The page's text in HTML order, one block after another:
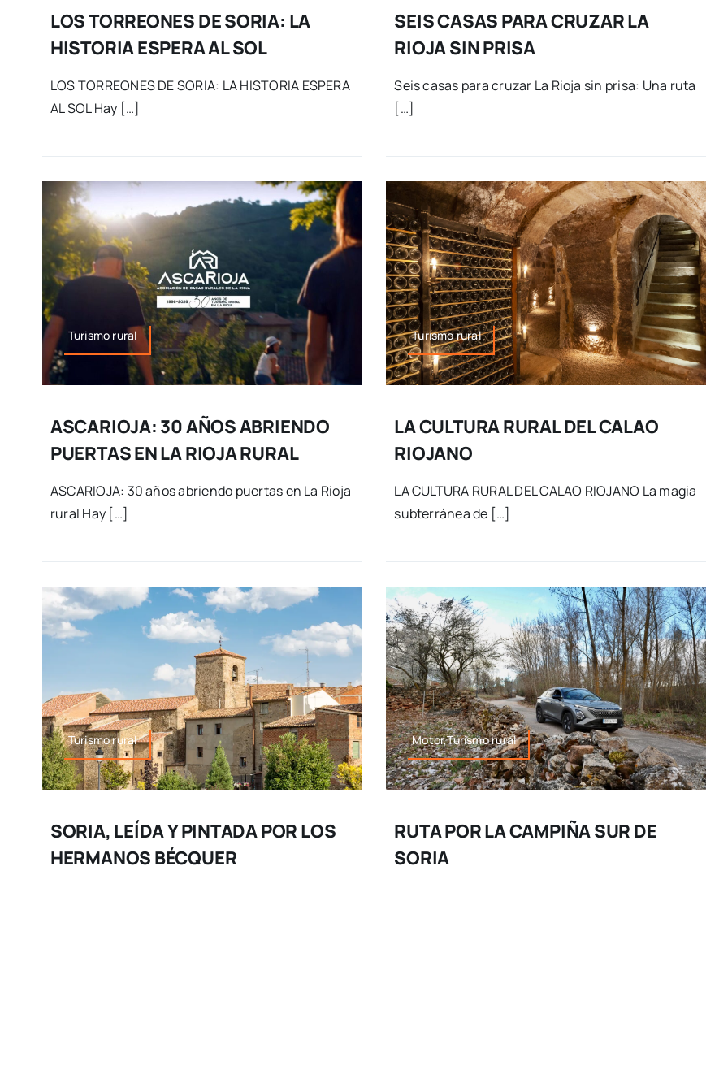
LOS TORREONES DE SORIA: LA
HISTORIA ESPERA AL SOL
LOS TORREONES DE SORIA: LA HISTORIA ESPERA
AL SOL Hay […]
SEIS CASAS PARA CRUZAR LA
RIOJA SIN PRISA
Seis casas para cruzar La Rioja sin prisa: Una ruta
[…]
Turismo rural
ASCARIOJA: 30 AÑOS ABRIENDO
PUERTAS EN LA RIOJA RURAL
ASCARIOJA: 30 años abriendo puertas en La Rioja
rural Hay […]
Turismo rural
LA CULTURA RURAL DEL CALAO
RIOJANO
LA CULTURA RURAL DEL CALAO RIOJANO La magia
subterránea de […]
Turismo rural
SORIA, LEÍDA Y PINTADA POR LOS
HERMANOS BÉCQUER
Motor,Turismo rural
RUTA POR LA CAMPIÑA SUR DE
SORIA